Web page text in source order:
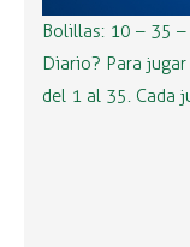
Bolillas: 10 – 35
Diario? Para
del 1 al 35. Cada